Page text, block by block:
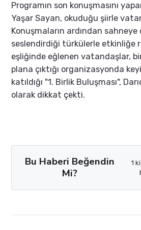
Programın son konuşmasını
Yaşar Sayan, okuduğu şiirle
Konuşmaların ardından
seslendirdiği türkülerle etkinliğe
eşliğinde eğlenen vatandaşlar,
plana çıktığı organizasyonda
katıldığı "1. Birlik Buluşması",
olarak dikkat çekti.
Bu Haberi Beğendin
Mi?
1